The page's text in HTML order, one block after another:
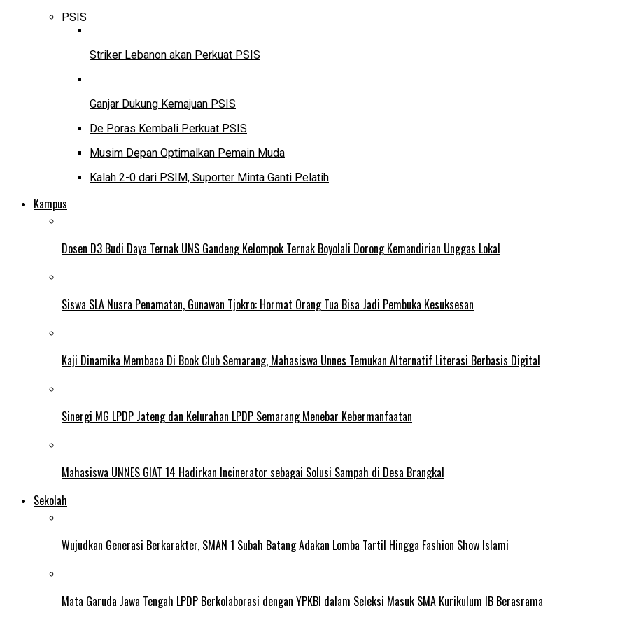
PSIS
Striker Lebanon akan Perkuat PSIS
Ganjar Dukung Kemajuan PSIS
De Poras Kembali Perkuat PSIS
Musim Depan Optimalkan Pemain Muda
Kalah 2-0 dari PSIM, Suporter Minta Ganti Pelatih
Kampus
Dosen D3 Budi Daya Ternak UNS Gandeng Kelompok Ternak Boyolali Dorong Kemandirian Unggas Lokal
Siswa SLA Nusra Penamatan, Gunawan Tjokro: Hormat Orang Tua Bisa Jadi Pembuka Kesuksesan
Kaji Dinamika Membaca Di Book Club Semarang, Mahasiswa Unnes Temukan Alternatif Literasi Berbasis Digital
Sinergi MG LPDP Jateng dan Kelurahan LPDP Semarang Menebar Kebermanfaatan
Mahasiswa UNNES GIAT 14 Hadirkan Incinerator sebagai Solusi Sampah di Desa Brangkal
Sekolah
Wujudkan Generasi Berkarakter, SMAN 1 Subah Batang Adakan Lomba Tartil Hingga Fashion Show Islami
Mata Garuda Jawa Tengah LPDP Berkolaborasi dengan YPKBI dalam Seleksi Masuk SMA Kurikulum IB Berasrama